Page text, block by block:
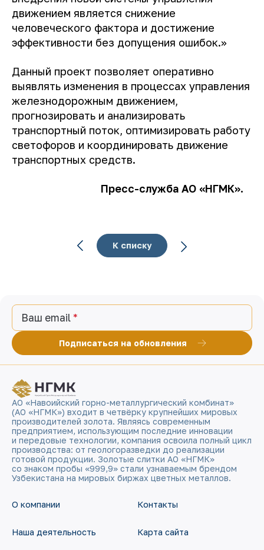
движением является снижение
человеческого фактора и достижение
эффективности без допущения ошибок.»
Данный проект позволяет оперативно
выявлять изменения в процессах управления
железнодорожным движением,
прогнозировать и анализировать
транспортный поток, оптимизировать работу
светофоров и координировать движение
транспортных средств.
Пресс-служба АО «НГМК».
К списку
Ваш email
Подписаться на обновления
АО «Навоийский горно-металлургический комбинат»
(АО «НГМК») входит в четвёрку крупнейших мировых
производителей золота. Являясь современным
предприятием, использующим последние инновации
и передовые технологии, компания освоила полный цикл
производства: от геологоразведки до реализации
готовой продукции. Золотые слитки АО «НГМК»
со знаком пробы «999,9» стали узнаваемым брендом
Узбекистана на мировых биржах цветных металлов.
О компании
Наша деятельность
Контакты
Карта сайта